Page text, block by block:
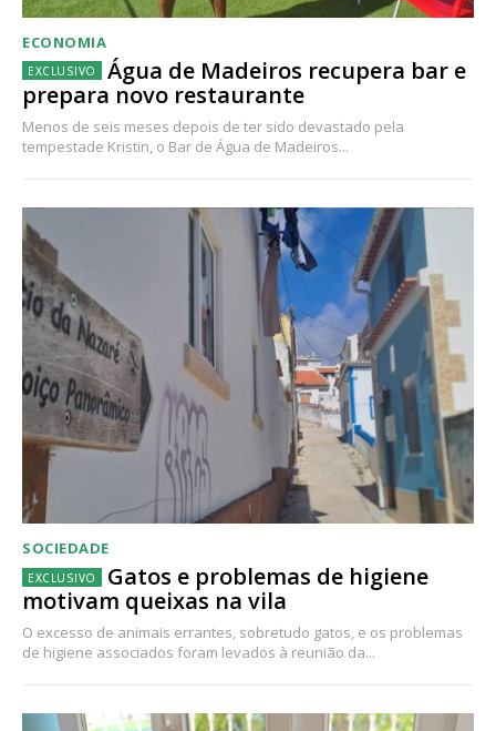
ECONOMIA
Água de Madeiros recupera bar e
prepara novo restaurante
Menos de seis meses depois de ter sido devastado pela
tempestade Kristin, o Bar de Água de Madeiros...
SOCIEDADE
Gatos e problemas de higiene
motivam queixas na vila
O excesso de animais errantes, sobretudo gatos, e os problemas
de higiene associados foram levados à reunião da...